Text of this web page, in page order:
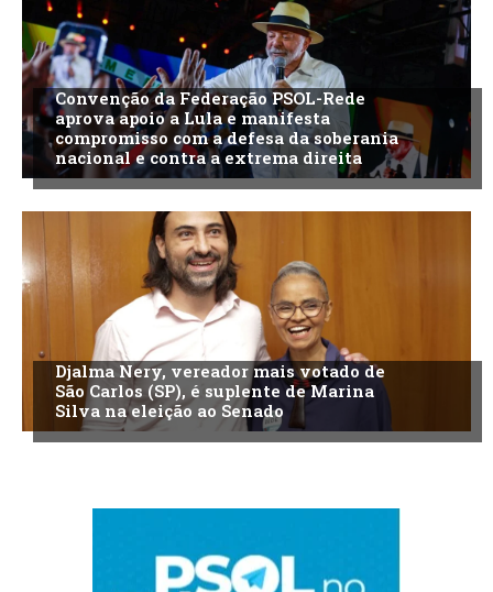
Convenção da Federação PSOL-Rede
aprova apoio a Lula e manifesta
compromisso com a defesa da soberania
nacional e contra a extrema direita
Djalma Nery, vereador mais votado de
São Carlos (SP), é suplente de Marina
Silva na eleição ao Senado